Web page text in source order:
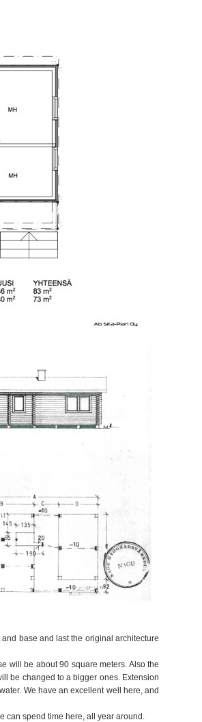
base and last the original architecture
will be about 90 square meters. Also the
be changed to a bigger ones. Extension
We have an excellent well here, and
can spend time here, all year around.